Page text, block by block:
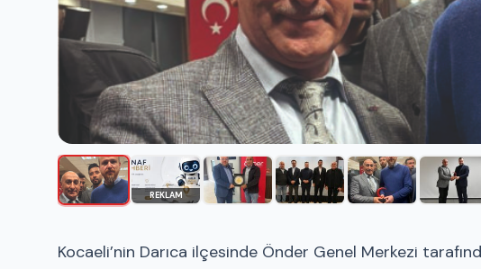
REKLAM
Kocaeli’nin Darıca ilçesinde Önder Genel Merkezi